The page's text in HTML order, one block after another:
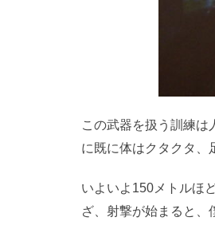
この武器を扱う訓練
に既に体はクタクタ、
いよいよ150メトルほ
ざ、射撃が始まると、